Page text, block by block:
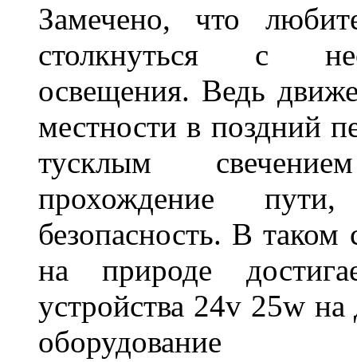
Замечено, что
столкнуться с
освещения. Ведь
местности в поздний
тусклым
прохождение
безопасность. В
на природе
устройства 24v 25w
оборудование